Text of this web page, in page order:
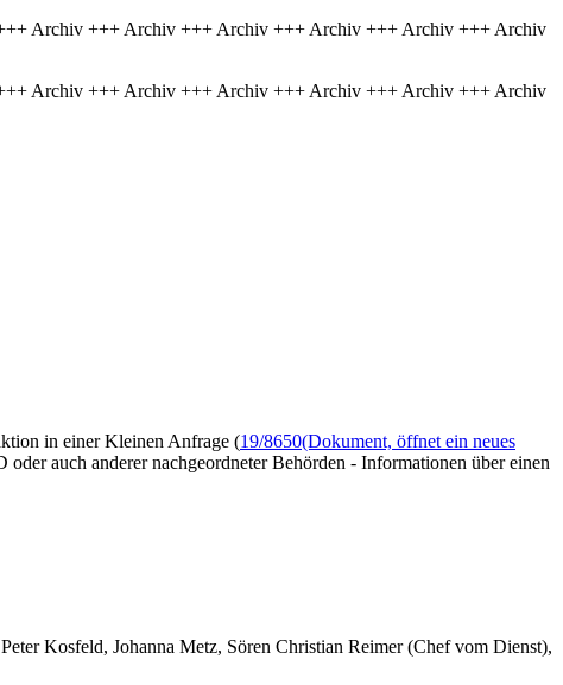
Archiv +++ Archiv +++ Archiv +++ Archiv +++ Archiv +++ Archiv
Archiv +++ Archiv +++ Archiv +++ Archiv +++ Archiv +++ Archiv
in einer Kleinen Anfrage (19/8650(Dokument, öffnet ein neues
auch anderer nachgeordneter Behörden - Informationen über einen
Kosfeld, Johanna Metz, Sören Christian Reimer (Chef vom Dienst),